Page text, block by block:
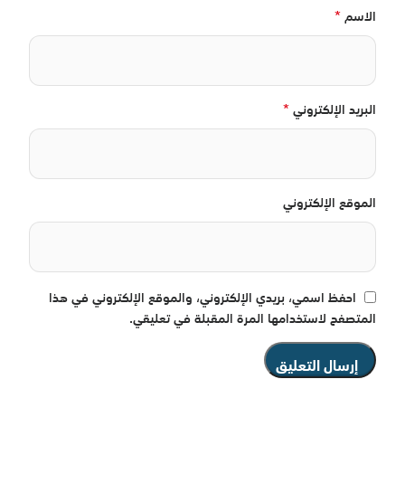
الاسم*
البريد الإلكتروني*
الموقع الإلكتروني
احفظ اسمي، بريدي الإلكتروني، والموقع الإلكتروني في هذا
المتصفح لاستخدامها المرة المقبلة في تعليقي.